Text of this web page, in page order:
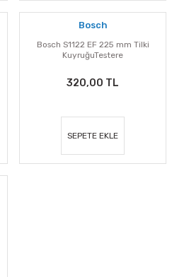
Bosch
Bosch S1122 EF 225 mm Tilki
KuyruğuTestere
320,00 TL
SEPETE EKLE